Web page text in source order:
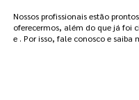
Nossos profissionais estão
oferecermos, além do que já foi
e . Por isso, fale conosco e saiba